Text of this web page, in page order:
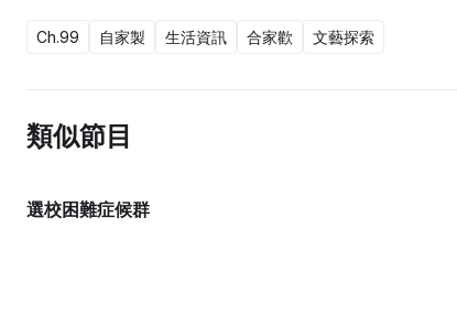
Ch.99 自家製 生活資訊 合家歡 文藝探索
類似節目
選校困難症候群